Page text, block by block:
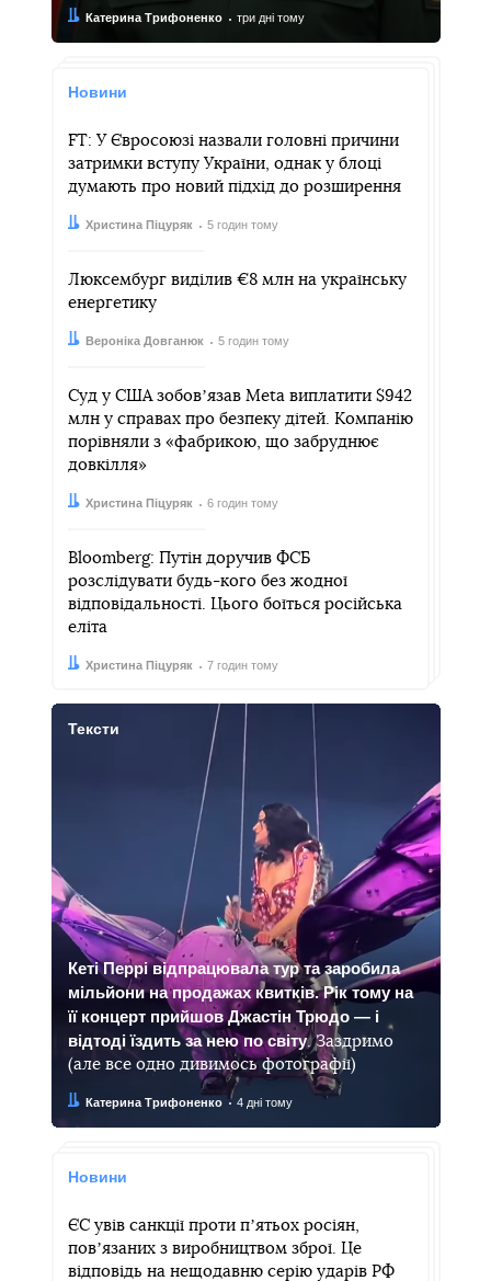
Автор:Катерина Трифоненко
Дата: три дні тому
Новини
FT: У Євросоюзі назвали головні причини
затримки вступу України, однак у блоці
думають про новий підхід до розширення
Автор:
Христина Піцуряк
Дата: 5 годин тому
Люксембург виділив €8 млн на українську
енергетику
Автор:Вероніка Довганюк
Дата: 5 годин тому
Суд у США зобовʼязав Meta виплатити $942
млн у справах про безпеку дітей. Компанію
порівняли з «фабрикою, що забруднює
довкілля»
Автор:
Христина Піцуряк
Дата: 6 годин тому
Bloomberg: Путін доручив ФСБ
розслідувати будь-кого без жодної
відповідальності. Цього боїться російська
еліта
Автор:
Христина Піцуряк
Дата: 7 годин тому
Тексти
Кеті Перрі відпрацювала тур та заробила
мільйони на продажах квитків. Рік тому на
її концерт прийшов Джастін Трюдо — і
відтоді їздить за нею по світу. Заздримо
(але все одно дивимось фотографії)
Автор:
Катерина Трифоненко
Дата: 4 дні тому
Новини
ЄС увів санкції проти пʼятьох росіян,
повʼязаних з виробництвом зброї. Це
відповідь на нещодавню серію ударів РФ